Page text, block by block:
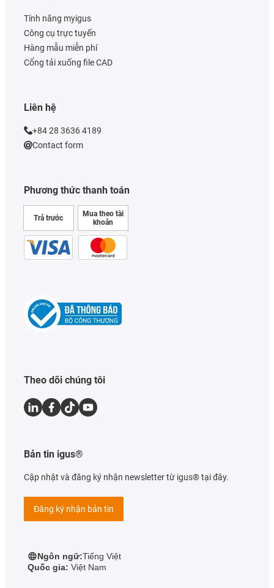
Phương thức thanh toán
Trả trước
Mua theo tài
khoản
Tính năng myigus
Công cụ trực tuyến
Hàng mẫu miễn phí
Cổng tải xuống file CAD
Liên hệ
+84 28 3636 4189
Contact form
Theo dõi chúng tôi
Bản tin igus®
Cập nhật và đăng ký nhận newsletter từ igus® tại đây.
Đăng ký nhận bản tin
Ngôn ngữ:Tiếng Việt
Quốc gia: Việt Nam